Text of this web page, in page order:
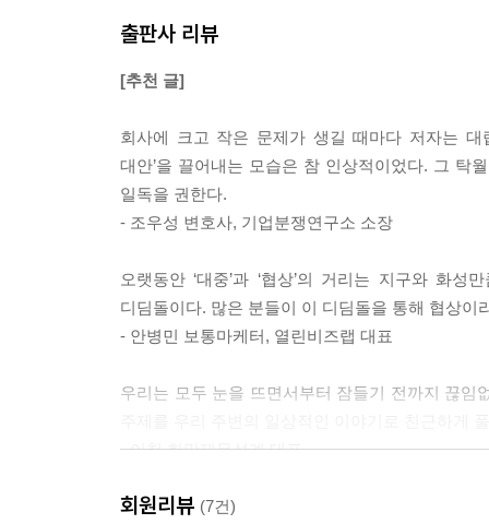
끝날 때까지 끝난 게 아니다
당신의 말이 안 먹히는 이유
백 마디 말보다 한 줄 글에 더 민감하다
당신은 옷차림으로 평가받는다
적극적으로 컴플레인하라
우아하게 화내는 방법
협상을 부탁해! 실패하지 않는 컴플레인 방법
에필로그
말보다 글이 훨씬 효과적이다. 글로 생각을 정리
수밖에 없다.
---「8강 컴플레인 사용설명서」중에서
출판사 리뷰
[추천 글]
회사에 크고 작은 문제가 생길 때마다 저자는 대
대안’을 끌어내는 모습은 참 인상적이었다. 그 탁
일독을 권한다.
- 조우성 변호사, 기업분쟁연구소 소장
오랫동안 ‘대중’과 ‘협상’의 거리는 지구와 화
디딤돌이다. 많은 분들이 이 디딤돌을 통해 협상
- 안병민 보통마케터, 열린비즈랩 대표
우리는 모두 눈을 뜨면서부터 잠들기 전까지 끊임
- 이천 희망재무설계 대표
일상에서부터 기업의 운명을 좌우하는 결정적
회원리뷰 (7건)